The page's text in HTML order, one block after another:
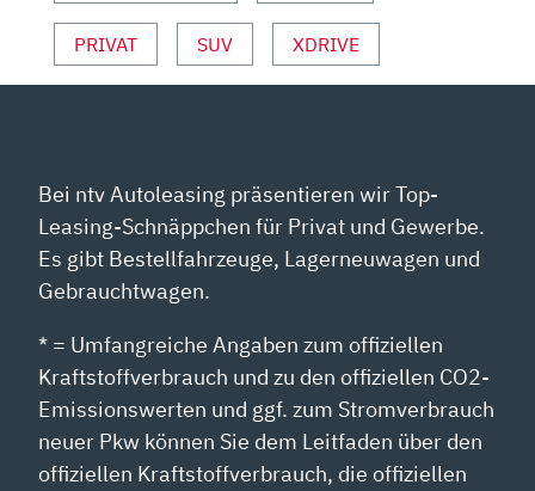
YOUTUBE
ANZEIGEN
PRIVAT SUV XDRIVE
Bei ntv Autoleasing präsentieren wir Top-
Leasing-Schnäppchen für Privat und Gewerbe.
Es gibt Bestellfahrzeuge, Lagerneuwagen und
Gebrauchtwagen.
* = Umfangreiche Angaben zum offiziellen
Kraftstoffverbrauch und zu den offiziellen CO2-
Emissionswerten und ggf. zum Stromverbrauch
neuer Pkw können Sie dem Leitfaden über den
offiziellen Kraftstoffverbrauch, die offiziellen